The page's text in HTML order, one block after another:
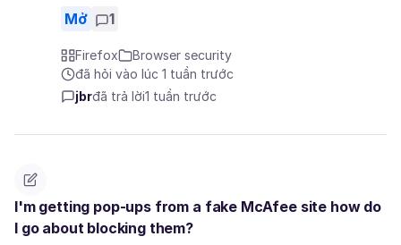
Mở 1
Firefox
Browser security
đã hỏi vào lúc 1 tuần trước
jbrđã trả lời1 tuần trước
I'm getting pop-ups from a fake McAfee site how do
I go about blocking them?